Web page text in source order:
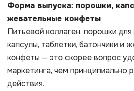
Форма выпуска: порошки,
жевательные конфеты
Питьевой коллаген, порошки
капсулы, таблетки, батончики и
конфеты — это скорее вопрос
маркетинга, чем принципиально
действия.